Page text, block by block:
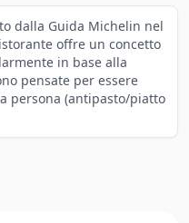
dalla Guida Michelin nel
offre un concetto
in base alla
pensate per essere
persona (antipasto/piatto